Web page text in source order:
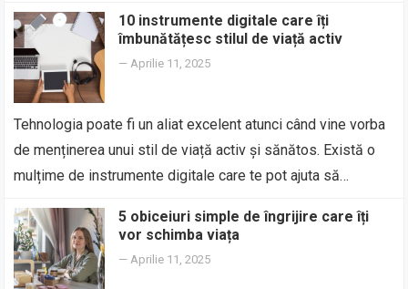
10 instrumente digitale care îți
îmbunătățesc stilul de viață activ
—Aprilie 11, 2025
Tehnologia poate fi un aliat excelent atunci când vine vorba
de menținerea unui stil de viață activ și sănătos. Există o
mulțime de instrumente digitale care te pot ajuta să…
5 obiceiuri simple de îngrijire care îți
vor schimba viața
—Aprilie 11, 2025